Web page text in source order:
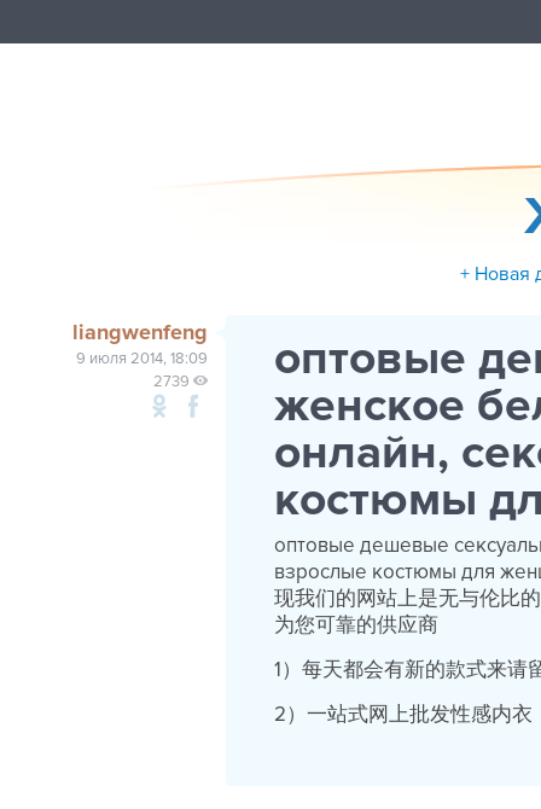
+ Новая
liangwenfeng
9 июля 2014, 18:09
2739
оптовые
женское
онлайн,
костюмы
оптовые дешевые
взрослые костюмы для
现我们的网站上是无与伦比
为您可靠的供应商
1）每天都会有新的款式来请
2）一站式网上批发性感内